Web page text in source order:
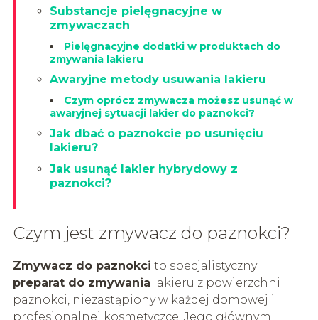
Substancje pielęgnacyjne w
zmywaczach
Pielęgnacyjne dodatki w produktach do
zmywania lakieru
Awaryjne metody usuwania lakieru
Czym oprócz zmywacza możesz usunąć w
awaryjnej sytuacji lakier do paznokci?
Jak dbać o paznokcie po usunięciu
lakieru?
Jak usunąć lakier hybrydowy z
paznokci?
Czym jest zmywacz do paznokci?
Zmywacz do paznokci to specjalistyczny
preparat do zmywania lakieru z powierzchni
paznokci, niezastąpiony w każdej domowej i
profesjonalnej kosmetyczce. Jego głównym